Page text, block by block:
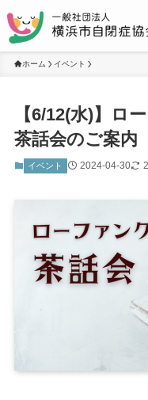
ホーム イベント
【6/12(水)】ロ
茶話会のご案内
イベント 2024-04-30